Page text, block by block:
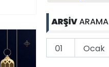
ARŞİVARAMA